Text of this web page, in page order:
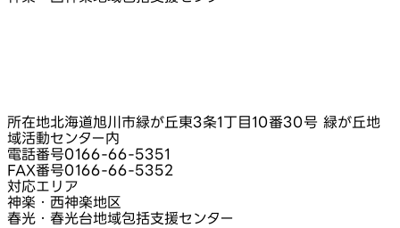
所在地北海道旭川市緑が丘東3条1丁目10番30号 緑が丘地
域活動センター内
電話番号0166-66-5351
FAX番号0166-66-5352
対応エリア
神楽・西神楽地区
春光・春光台地域包括支援センター